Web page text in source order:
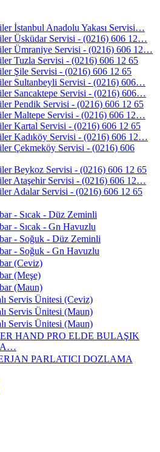
İstanbul Anadolu Yakası Servisi…
Üsküdar Servisi - (0216) 606 12…
Ümraniye Servisi - (0216) 606 12…
Tuzla Servisi - (0216) 606 12 65
Şile Servisi - (0216) 606 12 65
Sultanbeyli Servisi - (0216) 606…
Sancaktepe Servisi - (0216) 606…
Pendik Servisi - (0216) 606 12 65
Maltepe Servisi - (0216) 606 12…
Kartal Servisi - (0216) 606 12 65
Kadıköy Servisi - (0216) 606 12…
Çekmeköy Servisi - (0216) 606
Beykoz Servisi - (0216) 606 12 65
Ataşehir Servisi - (0216) 606 12…
Adalar Servisi - (0216) 606 12 65
- Sıcak - Düz Zeminli
- Sıcak - Gn Havuzlu
- Soğuk - Düz Zeminli
- Soğuk - Gn Havuzlu
(Ceviz)
(Meşe)
(Maun)
Servis Ünitesi (Ceviz)
Servis Ünitesi (Maun)
Servis Ünitesi (Maun)
HAND PRO ELDE BULAŞIK
PARLATICI DOZLAMA